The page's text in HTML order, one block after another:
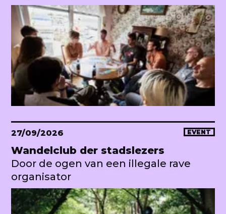
27/09/2026 EVENT
Wandelclub der stadslezers
Door de ogen van een illegale rave
organisator